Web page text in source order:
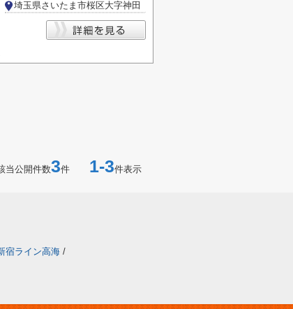
埼玉県さいたま市桜区大字神田
当公開件数3件 1-3件表示
宿ライン高海 /